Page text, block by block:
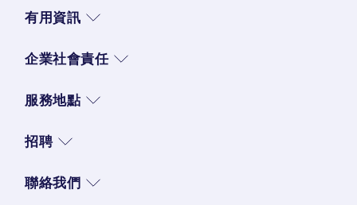
有用資訊
企業社會責任
服務地點
招聘
聯絡我們